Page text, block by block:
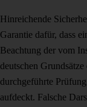
Hinreichende
Garantie dafür, dass
Beachtung der vom
deutschen
durchgeführte
aufdeckt. Falsche